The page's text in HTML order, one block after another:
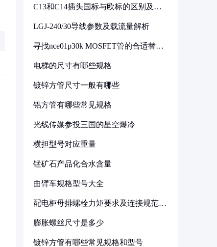
C13和C14插头国标与欧标的区别及其
LGJ-240/30导线参数及载流量解析
寻找nce01p30k MOSFET管的合适替代
电梯的尺寸有哪些规格
镀锌方管尺寸一般有哪些
铝方管有哪些常见规格
光线传媒参投三国的星空爆冷
横担型号对应重量
锰矿石产品化合水含量
曲臂车规格型号大全
配电柜母排螺栓力矩要求及连接规范详
膨胀螺丝尺寸是多少
镀锌方管有哪些常见规格和型号